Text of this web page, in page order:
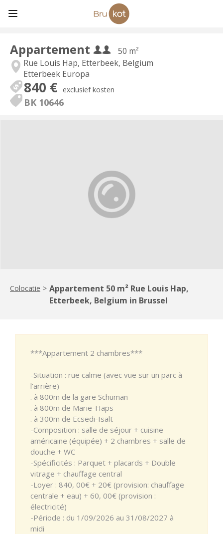
Appartement
50 m²
Rue Louis Hap, Etterbeek, Belgium
Etterbeek Europa
840 € exclusief kosten
BK 10646
Colocatie > Appartement 50 m² Rue Louis Hap,
Etterbeek, Belgium in Brussel
***Appartement 2 chambres***
-Situation : rue calme (avec vue sur un parc à
l'arrière)
. à 800m de la gare Schuman
. à 800m de Marie-Haps
. à 300m de Ecsedi-Isalt
-Composition : salle de séjour + cuisine
américaine (équipée) + 2 chambres + salle de
douche + WC
-Spécificités : Parquet + placards + Double
vitrage + chauffage central
-Loyer : 840, 00€ + 20€ (provision: chauffage
centrale + eau) + 60, 00€ (provision :
électricité)
-Période : du 1/09/2026 au 31/08/2027 à
midi